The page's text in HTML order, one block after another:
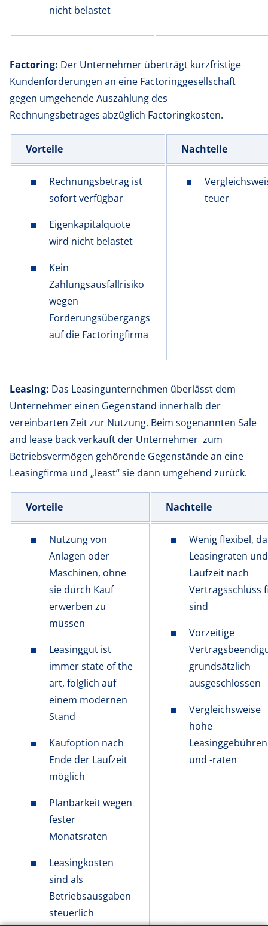
nicht belastet
Factoring: Der Unternehmer überträgt kurzfristige
Kundenforderungen an eine Factoringgesellschaft
gegen umgehende Auszahlung des
Rechnungsbetrages abzüglich Factoringkosten.
Vorteile Nachteile
Rechnungsbetrag ist
sofort verfügbar
Eigenkapitalquote
wird nicht belastet
Kein
Zahlungsausfallrisiko
wegen
Forderungsübergangs
auf die Factoringfirma
teuer
Leasing: Das Leasingunternehmen überlässt dem
Unternehmer einen Gegenstand innerhalb der
vereinbarten Zeit zur Nutzung. Beim sogenannten Sale
and lease back verkauft der Unternehmer zum
Betriebsvermögen gehörende Gegenstände an eine
Leasingfirma und „least“ sie dann umgehend zurück.
Vorteile Nachteile
Nutzung von
Anlagen oder
Maschinen, ohne
sie durch Kauf
erwerben zu
müssen
Leasinggut ist
immer state of the
art, folglich auf
einem modernen
Stand
Kaufoption nach
Ende der Laufzeit
möglich
Planbarkeit wegen
fester
Monatsraten
Leasingkosten
sind als
Betriebsausgaben
steuerlich
Wenig flexibel, da
Leasingraten und
Laufzeit nach
Vertragsschluss
sind
Vorzeitige
grundsätzlich
ausgeschlossen
Vergleichsweise
hohe
Leasinggebühren
und -raten